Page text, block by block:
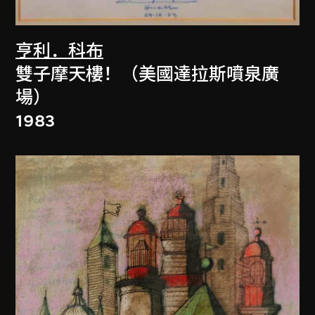
亨利．科布
雙子摩天樓！（美國達拉斯噴泉廣
場）
1983